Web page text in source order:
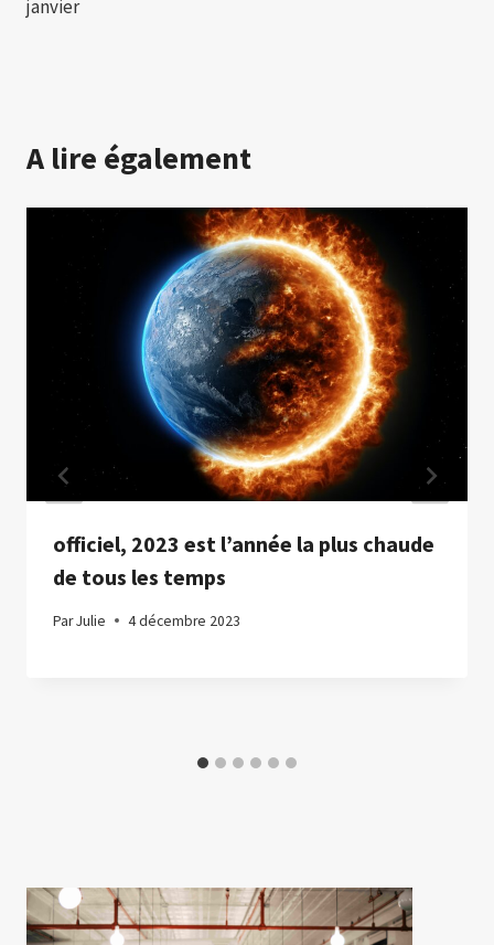
janvier
A lire également
officiel, 2023 est l’année la plus chaude
de tous les temps
ParJulie 4 décembre 2023